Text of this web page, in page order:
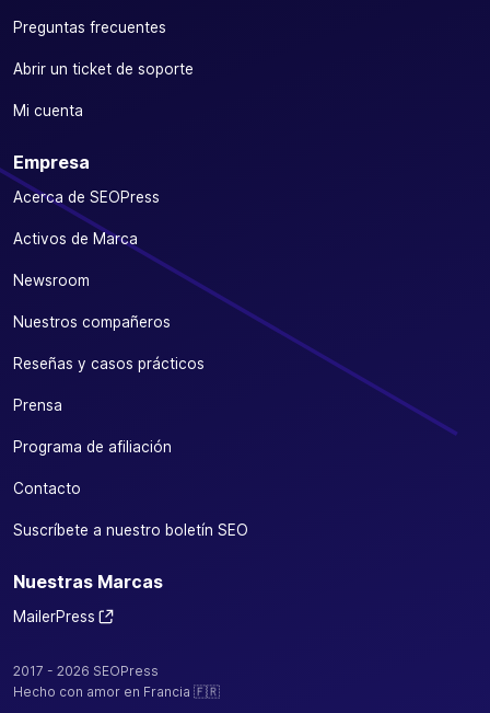
Preguntas frecuentes
Abrir un ticket de soporte
Mi cuenta
Empresa
Acerca de SEOPress
Activos de Marca
Newsroom
Nuestros compañeros
Reseñas y casos prácticos
Prensa
Programa de afiliación
Contacto
Suscríbete a nuestro boletín SEO
Nuestras Marcas
MailerPress
2017 - 2026 SEOPress
Hecho con amor en Francia 🇫🇷